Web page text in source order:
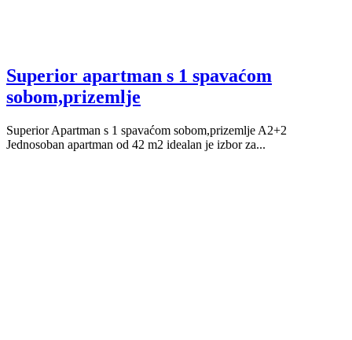
Superior apartman s 1 spavaćom
sobom,prizemlje
Superior Apartman s 1 spavaćom sobom,prizemlje A2+2
Jednosoban apartman od 42 m2 idealan je izbor za...